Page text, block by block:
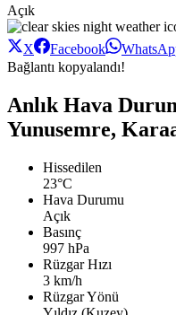
Açık
X Facebook
Bağlantı kopyalandı!
Anlık Hava
Yunusemre,
Hissedilen
23°C
Hava Durumu
Açık
Basınç
997 hPa
Rüzgar Hızı
3 km/h
Rüzgar Yönü